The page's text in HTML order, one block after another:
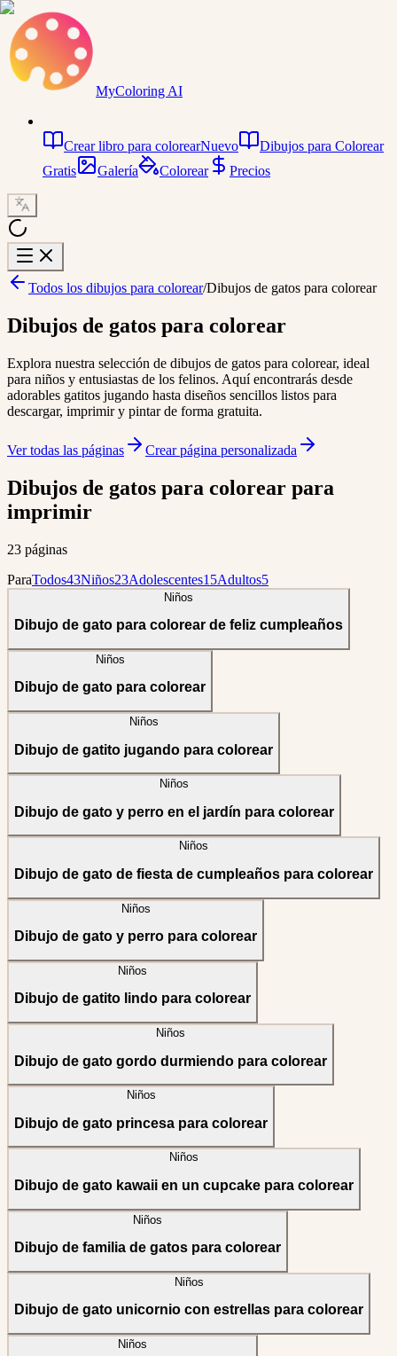
MyColoring AI
Crear libro para colorearNuevo
Dibujos para Colorear
Gratis
Galería Colorear Precios
Todos los dibujos para colorear/Dibujos de gatos para colorear
Dibujos de gatos para colorear
Explora nuestra selección de dibujos de gatos para colorear, ideal
para niños y entusiastas de los felinos. Aquí encontrarás desde
adorables gatitos jugando hasta diseños sencillos listos para
descargar, imprimir y pintar de forma gratuita.
Ver todas las páginas Crear página personalizada
Dibujos de gatos para colorear para
imprimir
23 páginas
ParaTodos43Niños23Adolescentes15Adultos5
Niños
Dibujo de gato para colorear de feliz cumpleaños
Niños
Dibujo de gato para colorear
Niños
Dibujo de gatito jugando para colorear
Niños
Dibujo de gato y perro en el jardín para colorear
Niños
Dibujo de gato de fiesta de cumpleaños para colorear
Niños
Dibujo de gato y perro para colorear
Niños
Dibujo de gatito lindo para colorear
Niños
Dibujo de gato gordo durmiendo para colorear
Niños
Dibujo de gato princesa para colorear
Niños
Dibujo de gato kawaii en un cupcake para colorear
Niños
Dibujo de familia de gatos para colorear
Niños
Dibujo de gato unicornio con estrellas para colorear
Niños